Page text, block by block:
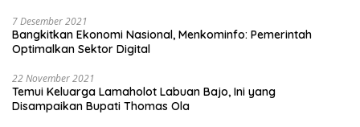
7 Desember 2021
Bangkitkan Ekonomi Nasional, Menkominfo: Pemerintah
Optimalkan Sektor Digital
22 November 2021
Temui Keluarga Lamaholot Labuan Bajo, Ini yang
Disampaikan Bupati Thomas Ola